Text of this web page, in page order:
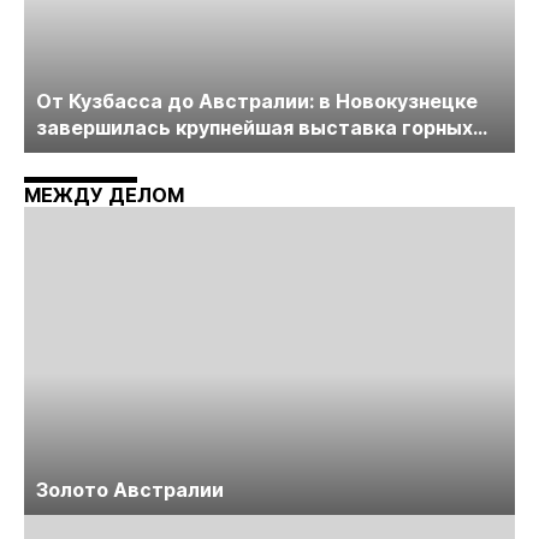
От Кузбасса до Австралии: в Новокузнецке
завершилась крупнейшая выставка горных
технологий «Недра России. Уголь России и
Майнинг»
МЕЖДУ ДЕЛОМ
Золото Австралии